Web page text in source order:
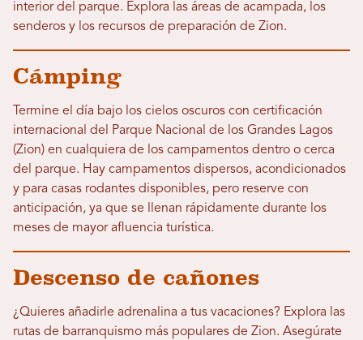
interior del parque. Explora las áreas de acampada, los
senderos y los recursos de preparación de Zion.
Cámping
Termine el día bajo los cielos oscuros con certificación
internacional del Parque Nacional de los Grandes Lagos
(Zion) en cualquiera de los campamentos dentro o cerca
del parque. Hay campamentos dispersos, acondicionados
y para casas rodantes disponibles, pero reserve con
anticipación, ya que se llenan rápidamente durante los
meses de mayor afluencia turística.
Descenso de cañones
¿Quieres añadirle adrenalina a tus vacaciones? Explora las
rutas de barranquismo más populares de Zion. Asegúrate